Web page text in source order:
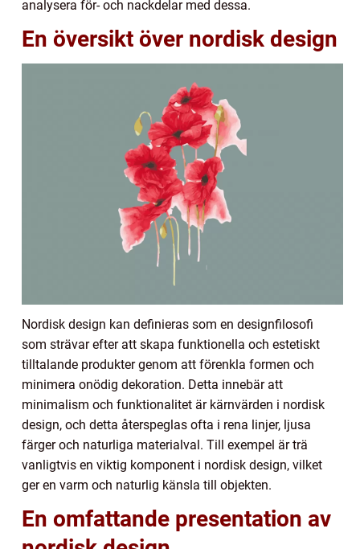
analysera för- och nackdelar med dessa.
En översikt över nordisk design
Nordisk design kan definieras som en designfilosofi
som strävar efter att skapa funktionella och estetiskt
tilltalande produkter genom att förenkla formen och
minimera onödig dekoration. Detta innebär att
minimalism och funktionalitet är kärnvärden i nordisk
design, och detta återspeglas ofta i rena linjer, ljusa
färger och naturliga materialval. Till exempel är trä
vanligtvis en viktig komponent i nordisk design, vilket
ger en varm och naturlig känsla till objekten.
En omfattande presentation av